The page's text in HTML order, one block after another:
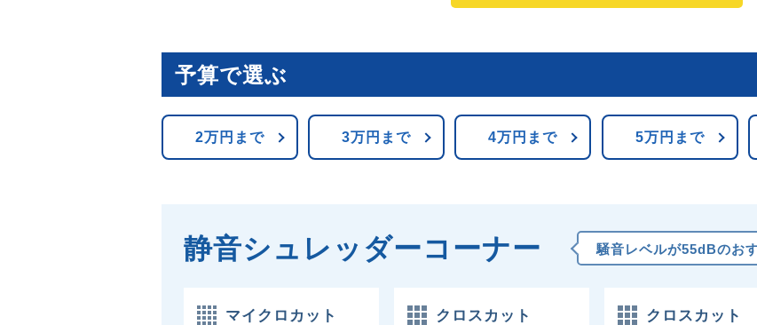
予算で選ぶ
2万円まで 3万円まで 4万円まで 5万円まで
静音シュレッダーコーナー 騒音レベルが55dBのお
マイクロカット クロスカット クロスカット